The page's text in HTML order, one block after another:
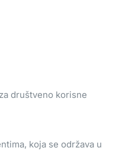
društveno korisne
koja se održava u